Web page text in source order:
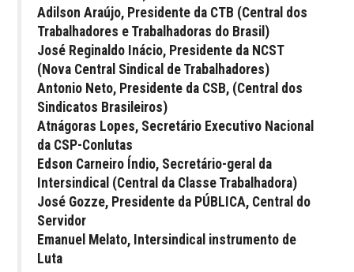
Adilson Araújo, Presidente da CTB (Central dos
Trabalhadores e Trabalhadoras do Brasil)
José Reginaldo Inácio, Presidente da NCST
(Nova Central Sindical de Trabalhadores)
Antonio Neto, Presidente da CSB, (Central dos
Sindicatos Brasileiros)
Atnágoras Lopes, Secretário Executivo Nacional
da CSP-Conlutas
Edson Carneiro Índio, Secretário-geral da
Intersindical (Central da Classe Trabalhadora)
José Gozze, Presidente da PÚBLICA, Central do
Servidor
Emanuel Melato, Intersindical instrumento de
Luta